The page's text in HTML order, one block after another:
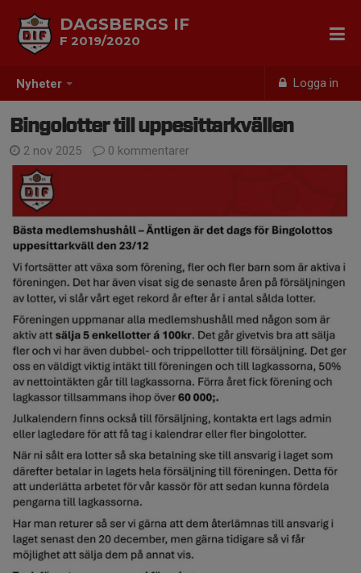
Nyheter Logga in
DAGSBERGS IF
F 2019/2020
Bingolotter till uppesittarkvällen
2 nov 2025 0 kommentarer